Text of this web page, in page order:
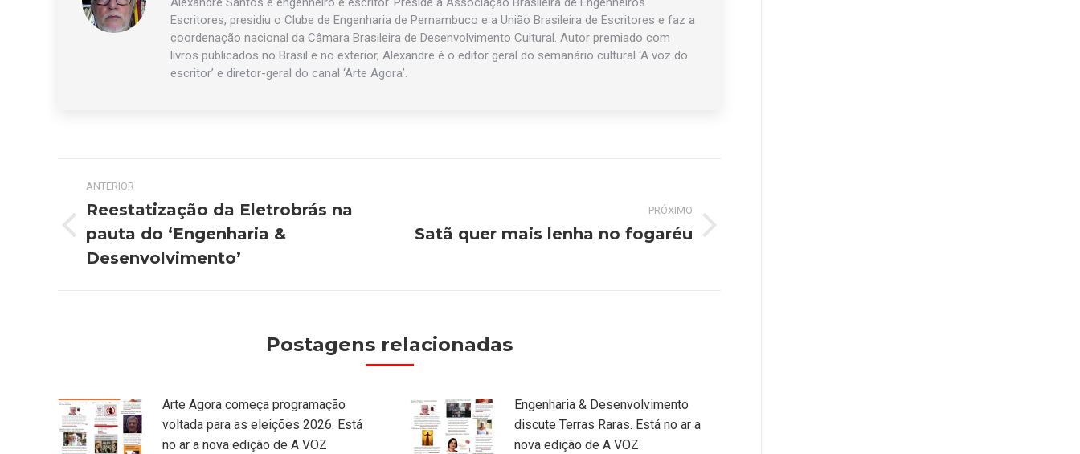
Escritores, presidiu o Clube de Engenharia de Pernambuco e a União Brasileira de Escritores e faz a
coordenação nacional da Câmara Brasileira de Desenvolvimento Cultural. Autor premiado com
livros publicados no Brasil e no exterior, Alexandre é o editor geral do semanário cultural ‘A voz do
escritor’ e diretor-geral do canal ‘Arte Agora’.
Navegação
de
post:
ANTERIOR
Post
anterior:
Reestatização da Eletrobrás na
pauta do ‘Engenharia &
Desenvolvimento’
PRÓXIMO
Próximo
Satã quer mais lenha no fogaréu
Postagens relacionadas
Arte Agora começa programação
voltada para as eleições 2026. Está
no ar a nova edição de A VOZ
Engenharia & Desenvolvimento
discute Terras Raras. Está no ar a
nova edição de A VOZ